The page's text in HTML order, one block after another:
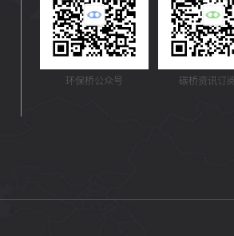
碳桥资讯订
环保桥公众号